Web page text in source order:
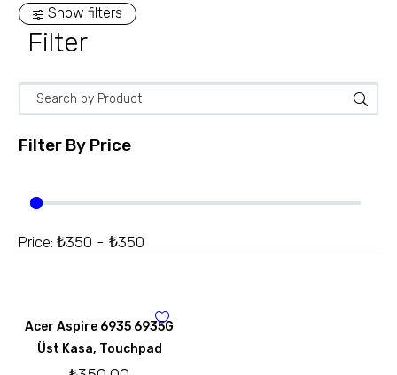
Show filters
Filter
Filter By Price
Price: ₺350 - ₺350
Acer Aspire 6935 6935G
Üst Kasa, Touchpad